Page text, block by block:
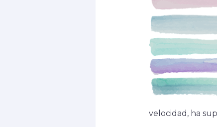
velocidad, ha